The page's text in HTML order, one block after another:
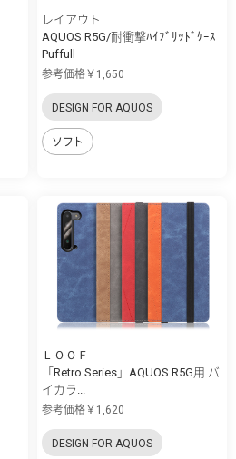
レイアウト
AQUOS R5G/耐衝撃ﾊｲﾌﾞﾘｯﾄﾞｹｰｽ
Puffull
参考価格￥1,650
DESIGN FOR AQUOS
ソフト
ＬＯＯＦ
「Retro Series」AQUOS R5G用 バ
イカラ...
参考価格￥1,620
DESIGN FOR AQUOS